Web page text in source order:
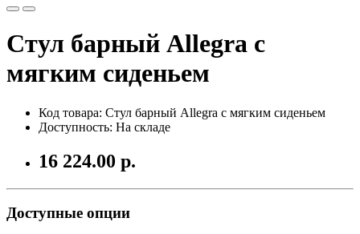
Стул барный Allegra с
мягким сиденьем
Код товара: Стул барный Allegra с мягким сиденьем
Доступность: На складе
16 224.00 р.
Доступные опции